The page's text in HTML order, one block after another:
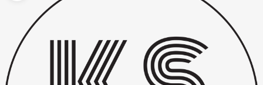
Elektrikli Aksamlar
Elektrikli Süpürge